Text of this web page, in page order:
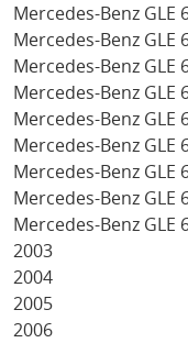
Mercedes-Benz GLE
Mercedes-Benz GLE
Mercedes-Benz GLE
Mercedes-Benz GLE
Mercedes-Benz GLE
Mercedes-Benz GLE
Mercedes-Benz GLE
Mercedes-Benz GLE
Mercedes-Benz GLE
2003
2004
2005
2006